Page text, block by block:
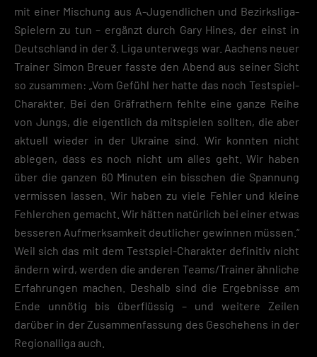
mit einer Mischung aus A-Jugendlichen und Bezirksliga-
Spielern zu tun – ergänzt durch Gary Hines, der einst in
Deutschland in der 3. Liga unterwegs war. Aachens neuer
Trainer Simon Breuer fasste den Abend aus seiner Sicht
so zusammen: „Vom Gefühl her hatte das noch Testspiel-
Charakter. Bei den Gräfrathern fehlte eine ganze Reihe
von Jungs, die eigentlich da mitspielen sollten, die aber
aktuell wieder in der Ukraine sind. Wir konnten nicht
ablegen, dass es noch nicht um alles geht. Wir haben
über die ganzen 60 Minuten ein bisschen die Spannung
vermissen lassen. Wir haben zu viele Fehler und kleine
Fehlerchen gemacht. Wir hätten natürlich bei einer etwas
besseren Aufmerksamkeit deutlicher gewinnen müssen.“
Weil sich das mit dem Testspiel-Charakter definitiv nicht
ändern wird, werden die anderen Teams/Trainer ähnliche
Erfahrungen machen. Deshalb sind die Ergebnisse am
Ende unnötig bis überflüssig – und weitere Zeilen
darüber in der Zusammenfassung des Geschehens in der
Regionalliga auch.